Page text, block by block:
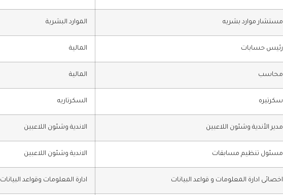
مستشار موارد بشريه الموارد البشرية
رئيس حسابات المالية
محاسب المالية
سكرتيره السكرتاريه
مدير الأندية وشئون اللاعبين الاندية وشئون اللاعبين
مسئول تنظيم مسابقات الاندية وشئون اللاعبين
اخصائى ادارة المعلومات و قواعد البيانات ادارة المعلومات وقواعد البيانات